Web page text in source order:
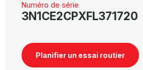
Numéro de série
3N1CE2CPXFL371720
Planifier un essai routier